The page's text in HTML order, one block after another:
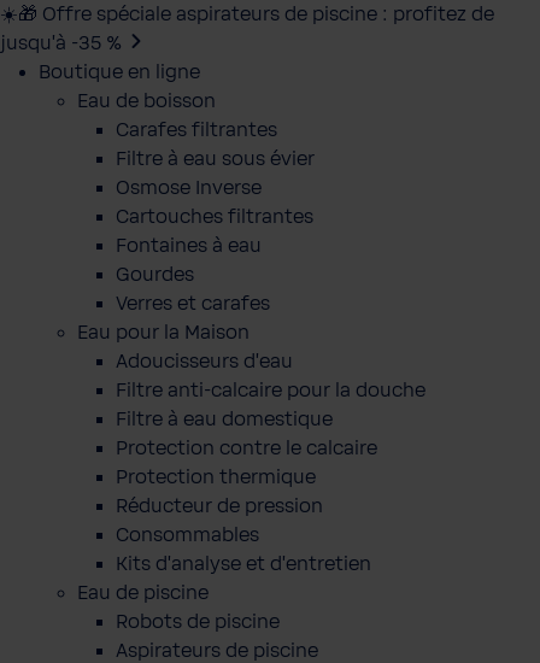
☀️🎁 Offre spéciale aspirateurs de piscine : profitez de
jusqu’à -35 %
Boutique en ligne
Eau de boisson
Carafes filtrantes
Filtre à eau sous évier
Osmose Inverse
Cartouches filtrantes
Fontaines à eau
Gourdes
Verres et carafes
Eau pour la Maison
Adoucisseurs d'eau
Filtre anti-calcaire pour la douche
Filtre à eau domestique
Protection contre le calcaire
Protection thermique
Réducteur de pression
Consommables
Kits d'analyse et d'entretien
Eau de piscine
Robots de piscine
Aspirateurs de piscine